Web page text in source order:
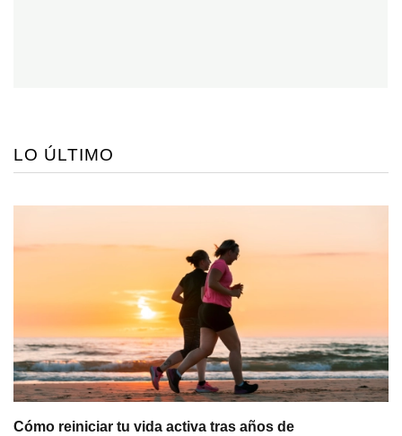
LO ÚLTIMO
Cómo reiniciar tu vida activa tras años de